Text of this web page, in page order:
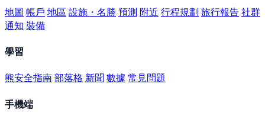
地圖 帳戶 地區 設施・名勝 預測 附近 行程規劃 旅行報告社群
通知 裝備
學習
熊安全指南部落格 新聞數據 常見問題
手機端